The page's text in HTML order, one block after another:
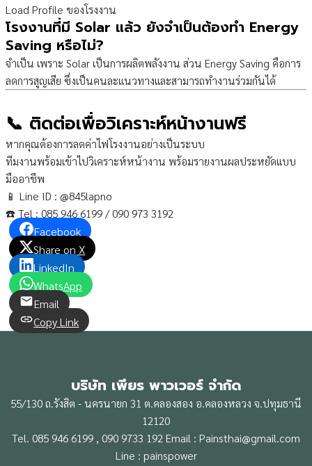
Load Profile ของโรงงาน
โรงงานที่มี Solar แล้ว ยังจำเป็นต้องทำ Energy
Saving หรือไม่?
จำเป็น เพราะ Solar เป็นการผลิตพลังงาน ส่วน Energy Saving คือการ
ลดการสูญเสีย ซึ่งเป็นคนละแนวทางและสามารถทำงานร่วมกันได้
📞 ติดต่อเพื่อวิเคราะห์หน้างานฟรี
หากคุณต้องการลดค่าไฟโรงงานอย่างเป็นระบบ
ทีมงานพร้อมเข้าไปวิเคราะห์หน้างาน พร้อมรายงานผลประหยัดแบบ
มืออาชีพ
📱 Line ID : @845lapno
☎️ Tel : 085 946 6199 / 090 973 3192
Facebook
Share on X
LinkedIn
WhatsApp
Email
Copy Link
บริษัท เพียร พาวเวอร์ จำกัด
55/130 ถ.รังสิต - นครนายก 31 ต.คลองสอง อ.คลองหลวง จ.ปทุมธานี
12120
Tel. 085 946 6199 , 090 9733 192 Email : Painsthai@gmail.com
Line : painspower